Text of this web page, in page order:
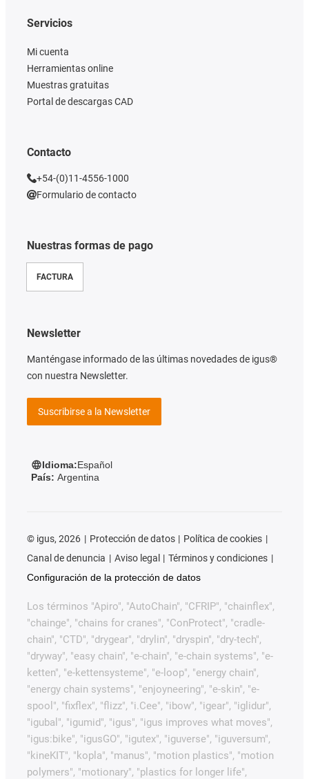
Nuestras formas de pago
FACTURA
Servicios
Mi cuenta
Herramientas online
Muestras gratuitas
Portal de descargas CAD
Contacto
+54-(0)11-4556-1000
Formulario de contacto
Newsletter
Manténgase informado de las últimas novedades de igus®
con nuestra Newsletter.
Suscribirse a la Newsletter
Idioma:Español
País: Argentina
© igus, 2026 Protección de datos
Política de cookies
Canal de denuncia
Aviso legal
Términos y condiciones
Configuración de la protección de datos
Los términos "Apiro", "AutoChain", "CFRIP", "chainflex",
"chainge", "chains for cranes", "ConProtect", "cradle-
chain", "CTD", "drygear", "drylin", "dryspin", "dry-tech",
"dryway", "easy chain", "e-chain", "e-chain systems", "e-
ketten", "e-kettensysteme", "e-loop", "energy chain",
"energy chain systems", "enjoyneering", "e-skin", "e-
spool", "fixflex", "flizz", "i.Cee", "ibow", "igear", "iglidur",
"igubal", "igumid", "igus", "igus improves what moves",
"igus:bike", "igusGO", "igutex", "iguverse", "iguversum",
"kineKIT", "kopla", "manus", "motion plastics", "motion
polymers", "motionary", "plastics for longer life",